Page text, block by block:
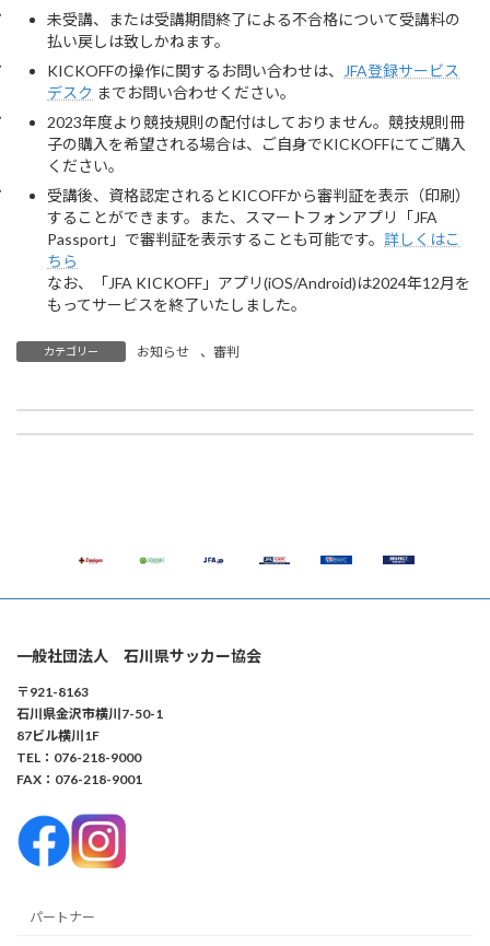
未受講、または受講期間終了による不合格について受講料の
払い戻しは致しかねます。
KICKOFFの操作に関するお問い合わせは、
JFA登録サービス
デスク までお問い合わせください。
2023年度より競技規則の配付はしておりません。競技規則冊
子の購入を希望される場合は、ご自身でKICKOFFにてご購入
ください。
受講後、資格認定されるとKICOFFから審判証を表示（印刷）
することができます。また、スマートフォンアプリ「JFA
Passport」で審判証を表示することも可能です。 詳しくはこ
ちら
なお、「JFA KICKOFF」アプリ(iOS/Android)は2024年12月を
もってサービスを終了いたしました。
カテゴリー お知らせ 、 審判
【1種】第55回石川県サッカー選手権大会（天皇杯 JFA 第106回全日本サッカー選手権大会 石川県代表決定戦） ※4月21日更新
一般社団法人 石川県サッカー協会
〒921-8163
石川県金沢市横川7-50-1
87ビル横川1F
TEL：076-218-9000
FAX：076-218-9001
パートナー